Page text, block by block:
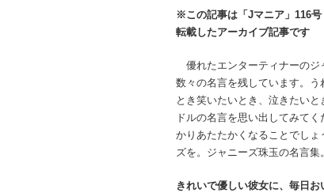
※この記事は「Jマニア」116号
転載したアーカイブ記事です
優れたエンターティナーのジ
数々の名言を残しています。
とき笑いたいとき、泣きたい
ドルの名言を思い出してみて
かりあたたかくなることでし
ズを。ジャニーズ珠玉の名言集。
きれいで優しい彼女に、毎日